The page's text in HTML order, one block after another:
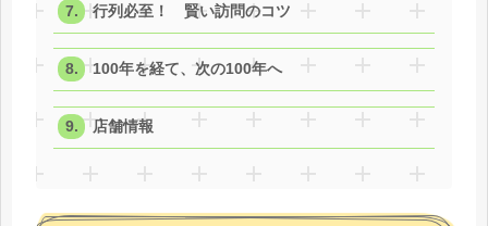
行列必至！ 賢い訪問のコツ
100年を経て、次の100年へ
店舗情報